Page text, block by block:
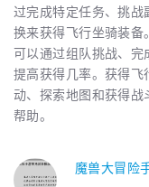
过完成特定任务、挑战
换来获得飞行坐骑装备
可以通过组队挑战、完
提高获得几率。获得飞
动、探索地图和获得战
帮助。
魔兽大冒险